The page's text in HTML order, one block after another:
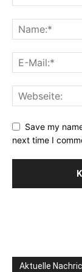
Save my
next time I
Aktuelle